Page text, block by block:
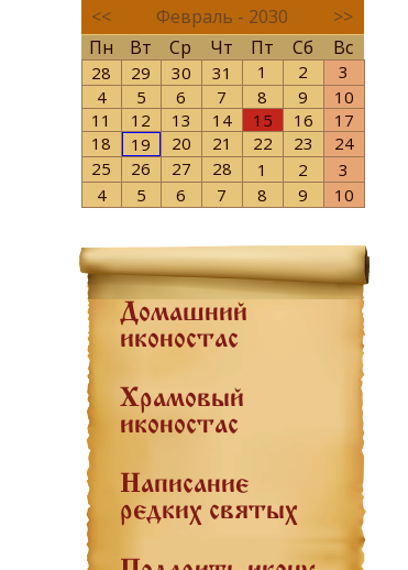
<< Февраль - 2030
>>
Пн
Вт Ср Чт Пт Сб Вс
28 29 30 31 1 2
3
4
5 6 7 8 9
10
11
12 13 14 15 16
17
18
19 20 21 22 23
24
25
26 27 28 1 2
3
4
5 6 7 8 9 10
Домашний
иконостас
Храмовый
иконостас
Написание
редких святых